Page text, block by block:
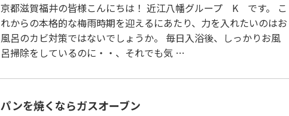
京都滋賀福井の皆様こんにちは！ 近江八幡グループ K です。 こ
れからの本格的な梅雨時期を迎えるにあたり、力を入れたいのはお
風呂のカビ対策ではないでしょうか。 毎日入浴後、しっかりお風
呂掃除をしているのに・・、それでも気 …
パンを焼くならガスオーブン